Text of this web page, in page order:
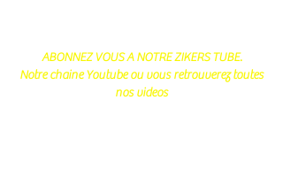
ABONNEZ VOUS A NOTRE ZIKERS TUBE.
Notre chaine Youtube ou vous retrouverez toutes
nos videos